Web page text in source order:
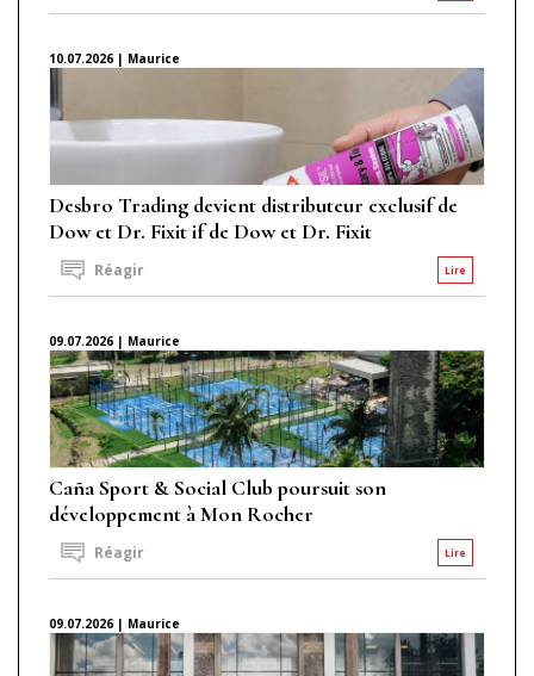
10.07.2026 | Maurice
Desbro Trading devient distributeur exclusif de
Dow et Dr. Fixit if de Dow et Dr. Fixit
Lire
Réagir
09.07.2026 | Maurice
Caña Sport & Social Club poursuit son
développement à Mon Rocher
Lire
Réagir
09.07.2026 | Maurice